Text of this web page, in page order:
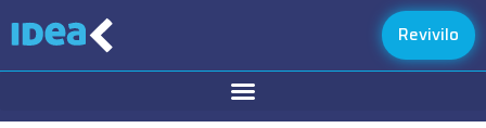
Revivilo